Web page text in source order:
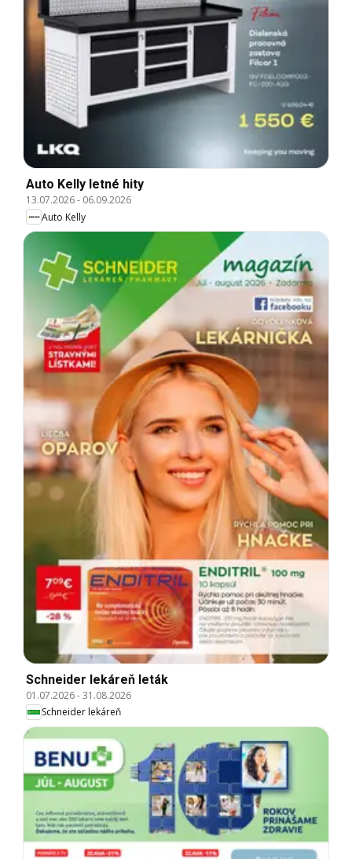
Auto Kelly letné hity
13.07.2026- 06.09.2026
Auto Kelly
Schneider lekáreň leták
01.07.2026-31.08.2026
Schneider lekáreň